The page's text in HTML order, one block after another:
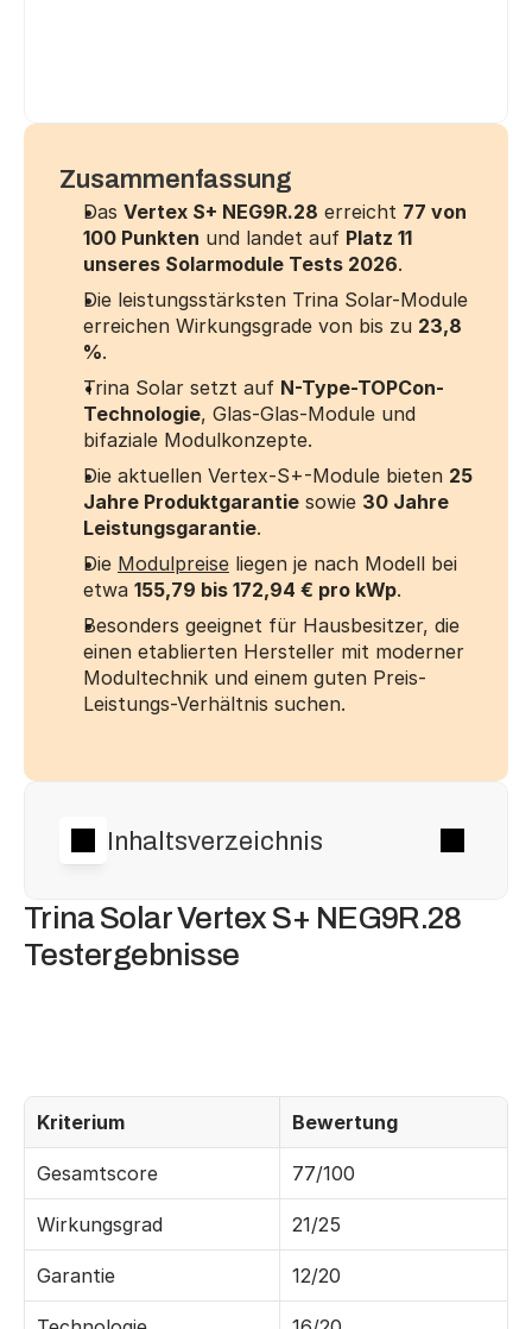
Zusammenfassung
Das Vertex S+ NEG9R.28 erreicht 77 von
100 Punkten und landet auf Platz 11
unseres Solarmodule Tests 2026.
Die leistungsstärksten Trina Solar-Module
erreichen Wirkungsgrade von bis zu 23,8
%.
Trina Solar setzt auf N-Type-TOPCon-
Technologie, Glas-Glas-Module und
bifaziale Modulkonzepte.
Die aktuellen Vertex-S+-Module bieten 25
Jahre Produktgarantie sowie 30 Jahre
Leistungsgarantie.
Die Modulpreise liegen je nach Modell bei
etwa 155,79 bis 172,94 € pro kWp.
Besonders geeignet für Hausbesitzer, die
einen etablierten Hersteller mit moderner
Modultechnik und einem guten Preis-
Leistungs-Verhältnis suchen.
Inhaltsverzeichnis
Trina Solar Vertex S+ NEG9R.28
Testergebnisse
Kriterium Bewertung
Gesamtscore 77/100
Wirkungsgrad 21/25
Garantie 12/20